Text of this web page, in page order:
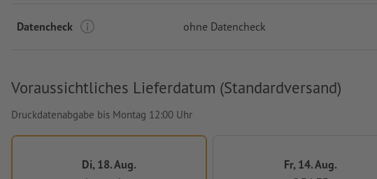
Datencheck ohne Datencheck
Voraussichtliches Lieferdatum (Standardversand)
Druckdatenabgabe bis Montag 12:00 Uhr
Di, 18. Aug.
Fr, 14. Aug.